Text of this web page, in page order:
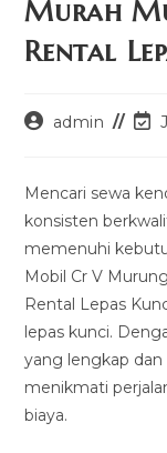
Murah
Rental
Postadmin
Post
Mencari sewa
konsisten
memenuhi
Mobil Cr V
Rental Lepas
lepas kunci.
yang lengkap dan
menikmati
biaya.